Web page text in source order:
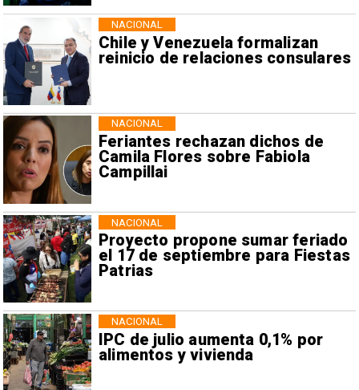
Chile y Venezuela formalizan
reinicio de relaciones consulares
NACIONAL
Feriantes rechazan dichos de
Camila Flores sobre Fabiola
Campillai
NACIONAL
Proyecto propone sumar feriado
el 17 de septiembre para Fiestas
Patrias
NACIONAL
IPC de julio aumenta 0,1% por
alimentos y vivienda
NACIONAL